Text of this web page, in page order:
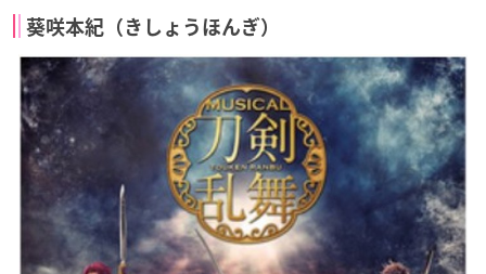
葵咲本紀（きしょうほんぎ）